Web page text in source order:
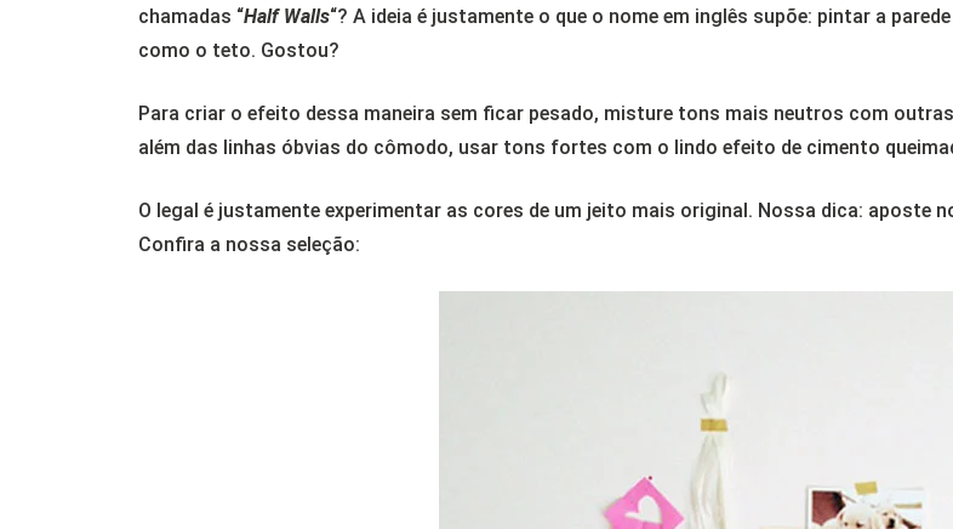
chamadas “Half Walls“? A ideia é justamente o que o nome em inglês supõe: pintar a
como o teto. Gostou?
Para criar o efeito dessa maneira sem ficar pesado, misture tons mais neutros com
além das linhas óbvias do cômodo, usar tons fortes com o lindo efeito de cimento
O legal é justamente experimentar as cores de um jeito mais original. Nossa dica: aposte
Confira a nossa seleção: